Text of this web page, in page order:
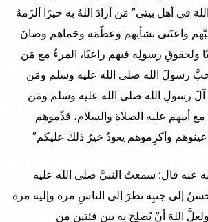
في أهل بيتي” مَن أرادَ اللهُ به خيرًا ألزَمهُ
واعتَنى بشأنِهم وعظّمَه وحَماهم وصانَ
ولحقوقِ رسولِه فيهم راعيًا، المرءُ مع مَن
رسولَ الله صلى الله عليه وسلم ومَن
رسولِ الله صلى الله عليه وسلم ومَن
أبيهم عليه الصلاة والسلام، قدِّموهم
وأكرِموهم يعودُ خيرُ ذلك عليكم”
عنه قال: سمعتُ النبيَّ صلى الله عليه
إلى جنبِه نظرَ إلى الناسِ مرة وإليه مرة
اللهَ أنْ يُصلِحَ به بين فئتينِ من